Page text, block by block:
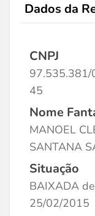
Dados da
CNPJ
45
Nome
MANOEL
SANTANA
Situação
BAIXADA
25/02/2015